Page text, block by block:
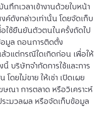
กเวลาเข้างานด้วยใบหน้า
ค์ดังกล่าวเท่านั้น โดยจัดเก็บ
ใช้ยืนยันตัวตนในครั้งถัดไป
มูล ถอนการติดตั้ง
วแต่กรณีใดเกิดก่อน เพื่อให้
นี้ บริษัทจำกัดการใช้และการ
ดยไม่ขาย ให้เช่า เปิดเผย
ณา การตลาด หรือวิเคราะห์
ะมวลผล หรือจัดเก็บข้อมูล